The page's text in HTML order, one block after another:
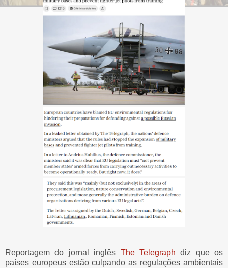
Reportagem do jornal inglês The Telegraph diz que os
países europeus estão culpando as regulações ambientais